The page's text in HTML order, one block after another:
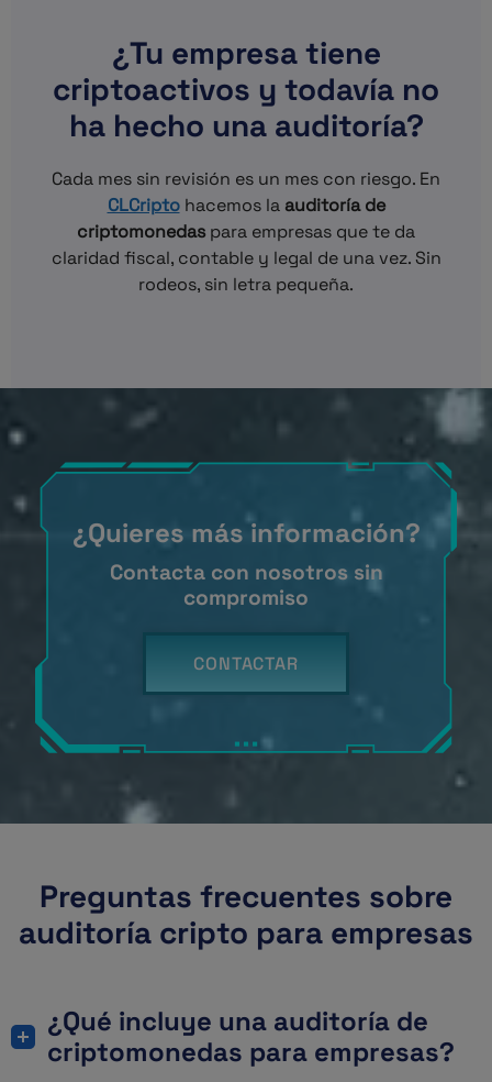
¿Tu empresa tiene
criptoactivos y todavía no
ha hecho una auditoría?
Cada mes sin revisión es un mes con riesgo. En
CLCriptohacemos la auditoría de
criptomonedaspara empresas que te da
claridad fiscal, contable y legal de una vez. Sin
rodeos, sin letra pequeña.
¿Quieres más información?
Contacta con nosotros sin
compromiso
CONTACTAR
Preguntas frecuentes sobre
auditoría cripto para empresas
¿Qué incluye una auditoría de
criptomonedas para empresas?